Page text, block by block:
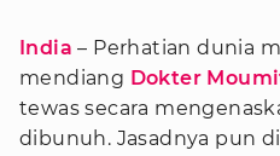
India – Perhatian dunia
mendiang Dokter
tewas secara
dibunuh. Jasadnya pun